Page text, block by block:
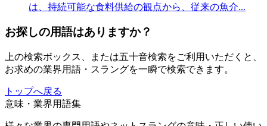
は、持続可能な食料供給の観点から、従来の魚介...
お探しの用語はありますか？
上の検索ボックス、または五十音検索をご利用いただくと、
お求めの業界用語・スラングを一瞬で検索できます。
トップへ戻る
意味・業界用語集